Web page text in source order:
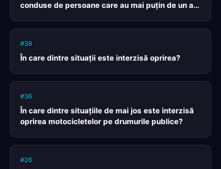
conduse de persoane care au mai puţin de un an
#39
În care dintre situaţii este interzisă oprirea?
#36
În care dintre situaţiile de mai jos este interzisă
oprirea motocicletelor pe drumurile publice?
#26